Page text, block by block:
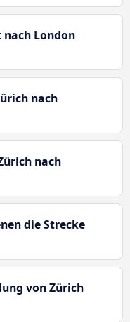
London
nach
nach
die Strecke
von Zürich